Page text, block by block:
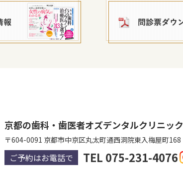
京都の歯科・歯医者オズデンタルクリニック
〒604-0091 京都市中京区丸太町通西洞院東入梅屋町168
ご予約はお電話で TEL 075-231-4076